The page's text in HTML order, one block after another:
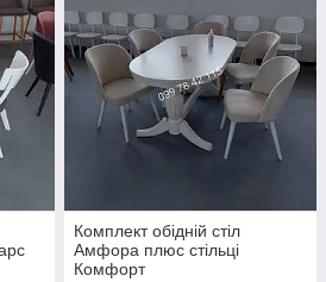
Комплект обідній стіл
Амфора плюс стільці
Комфорт